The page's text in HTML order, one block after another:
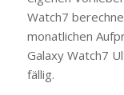
Watch7
monatlichen
Galaxy Watch7
fällig.